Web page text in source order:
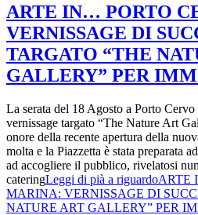
ARTE IN… PORTO
VERNISSAGE DI
TARGATO “THE
GALLERY” PER
La serata del 18 Agosto a Porto
vernissage targato “The Nature Art
onore della recente apertura della
molta e la Piazzetta è stata preparata
ad accogliere il pubblico, rivelatosi
cateringLeggi di pià a
MARINA: VERNISSAGE DI
NATURE ART GALLERY” PER